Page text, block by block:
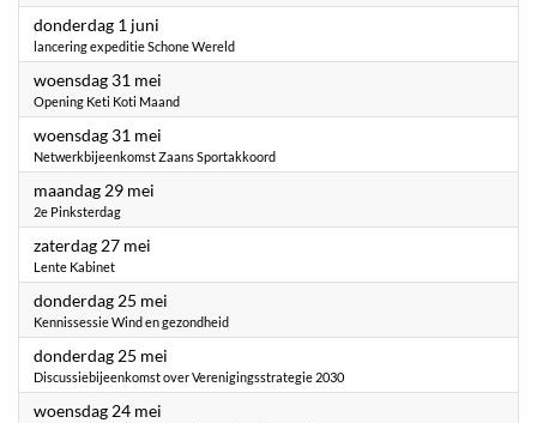
donderdag 1 juni
lancering expeditie Schone Wereld
woensdag 31 mei
Opening Keti Koti Maand
woensdag 31 mei
Netwerkbijeenkomst Zaans Sportakkoord
maandag 29 mei
2e Pinksterdag
zaterdag 27 mei
Lente Kabinet
donderdag 25 mei
Kennissessie Wind en gezondheid
donderdag 25 mei
Discussiebijeenkomst over Verenigingsstrategie 2030
woensdag 24 mei